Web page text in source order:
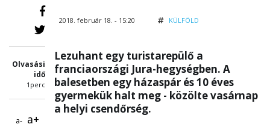
Olvasási
idő
1perc
a- a+
2018. február 18. - 15:20 KÜLFÖLD
Lezuhant egy turistarepülő a
franciaországi Jura-hegységben. A
balesetben egy házaspár és 10 éves
gyermekük halt meg - közölte vasárnap
a helyi csendőrség.